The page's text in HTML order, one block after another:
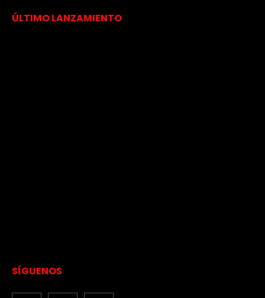
ÚLTIMO LANZAMIENTO
SÍGUENOS